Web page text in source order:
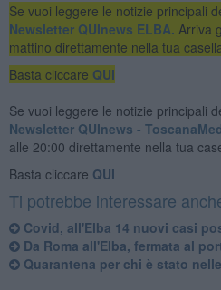
Se vuoi leggere le notizie principali
Newsletter QUInews ELBA. Arriva
mattino direttamente nella tua
Basta cliccare QUI
Se vuoi leggere le notizie principali
Newsletter QUInews -
alle 20:00 direttamente nella tua
Basta cliccare QUI
Ti potrebbe interessare
Covid, all'Elba 14 nuovi casi
Da Roma all'Elba, fermata al
Quarantena per chi è stato